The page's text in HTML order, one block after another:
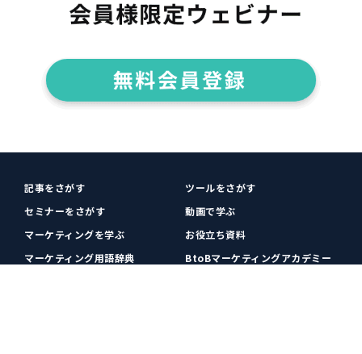
記事をさがす
ツールをさがす
セミナーをさがす
動画で学ぶ
マーケティングを学ぶ
お役立ち資料
マーケティング用語辞典
BtoBマーケティングアカデミー